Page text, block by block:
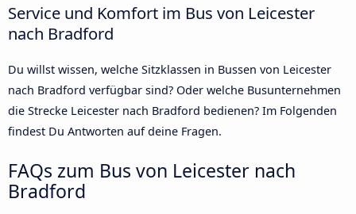
Service und Komfort im Bus von Leicester
nach Bradford
Du willst wissen, welche Sitzklassen in Bussen von Leicester
nach Bradford verfügbar sind? Oder welche Busunternehmen
die Strecke Leicester nach Bradford bedienen? Im Folgenden
findest Du Antworten auf deine Fragen.
FAQs zum Bus von Leicester nach
Bradford